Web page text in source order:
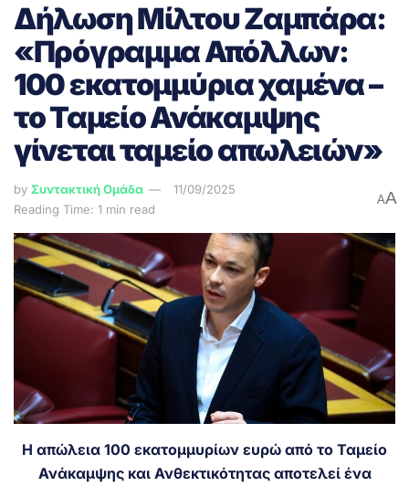
Δήλωση Μίλτου Ζαμπάρα:
«Πρόγραμμα Απόλλων:
100 εκατομμύρια χαμένα –
το Ταμείο Ανάκαμψης
γίνεται ταμείο απωλειών»
by Συντακτική Ομάδα
11/09/2025
Reading Time: 1 min read
AA
Η απώλεια 100 εκατομμυρίων ευρώ από το Ταμείο
Ανάκαμψης και Ανθεκτικότητας αποτελεί ένα